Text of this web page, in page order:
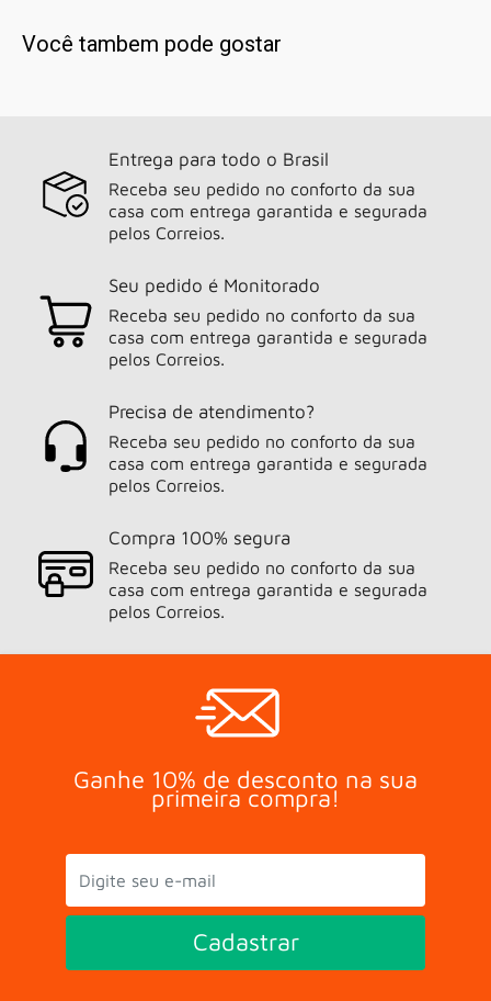
Você tambem pode gostar
Entrega para todo o Brasil
Receba seu pedido no conforto da sua
casa com entrega garantida e segurada
pelos Correios.
Seu pedido é Monitorado
Receba seu pedido no conforto da sua
casa com entrega garantida e segurada
pelos Correios.
Precisa de atendimento?
Receba seu pedido no conforto da sua
casa com entrega garantida e segurada
pelos Correios.
Compra 100% segura
Receba seu pedido no conforto da sua
casa com entrega garantida e segurada
pelos Correios.
Ganhe 10% de desconto na sua
primeira compra!
Cadastrar